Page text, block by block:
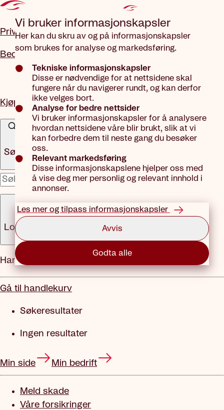
Vi bruker informasjons­kapsler
Her kan du skru av og på informasjonskapsler
som brukes for analyse og markedsføring.
Tekniske informasjonskapsler
Disse er nødvendige for at nettsidene skal
fungere når du navigerer rundt, og kan derfor
ikke velges bort.
Analyse for bedre nettsider
Vi bruker informasjonskapsler for å analysere
hvordan nettsidene våre blir brukt, slik at vi
kan forbedre dem til neste gang du besøker
oss.
Relevant markedsføring
Disse informasjonskapslene hjelper oss med
å vise deg mer personlig og relevant innhold i
annonser.
Les mer og tilpass informasjonskapsler
Avvis
Godta alle
Privat
Bedrift
Kjøp forsikring
Søk
x
Logg inn
Meny
Handlekurv
Gå til handlekurv
Søkeresultater
Ingen resultater
Min side Min bedrift
Meld skade
Våre forsikringer